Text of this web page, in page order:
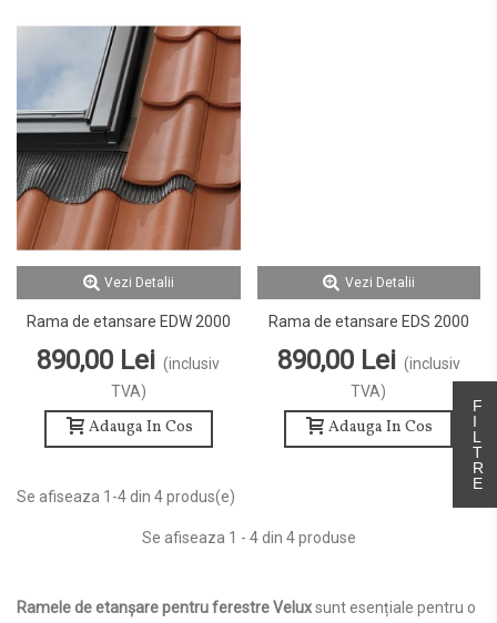
Vezi Detalii
Rama de etansare EDW 2000
890,00 Lei (inclusiv
TVA)
Adauga In Cos
Vezi Detalii
Rama de etansare EDS 2000
890,00 Lei (inclusiv
TVA)
Adauga In Cos
Se afiseaza 1-4 din 4 produs(e)
Se afiseaza 1 - 4 din 4 produse
Ramele de etanșare pentru ferestre Veluxsunt esențiale pentru o